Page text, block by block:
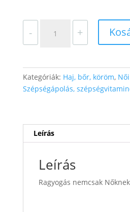
-
Szépségvitamin
Köröm
mennyiség
+
Kategóriák: Haj, bőr, köröm,
Szépségápolás,
Leírás
Leírás
Ragyogás nemcsak